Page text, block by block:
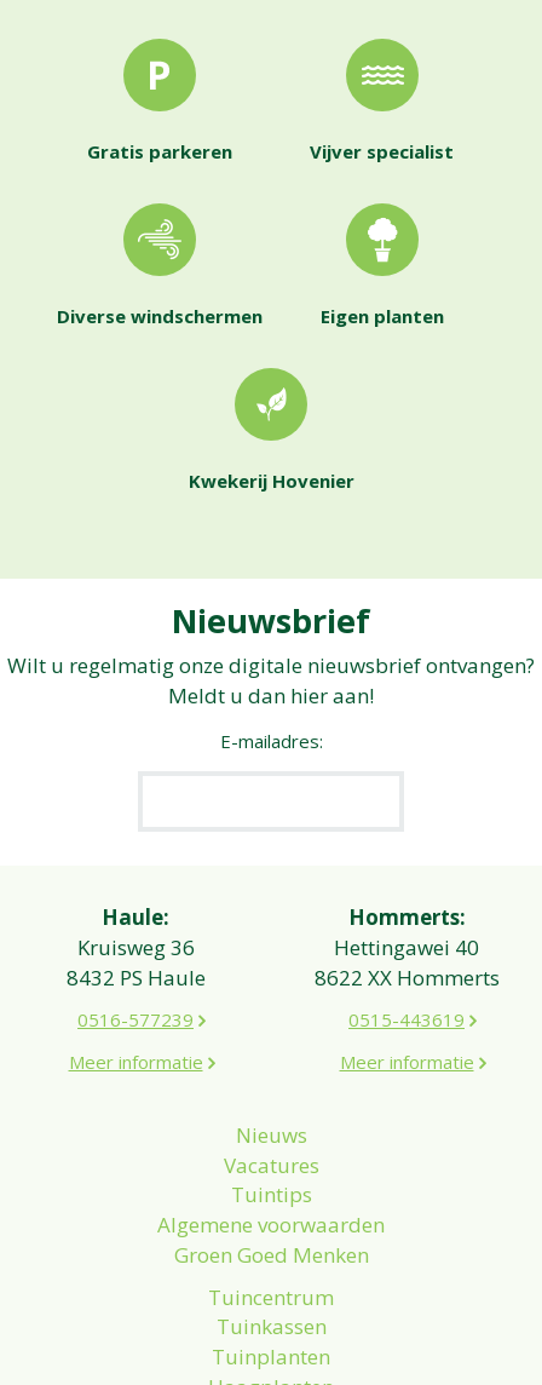
Gratis parkeren Vijver specialist
Diverse windschermen Eigen planten
Kwekerij Hovenier
Nieuwsbrief
Wilt u regelmatig onze digitale nieuwsbrief ontvangen?
Meldt u dan hier aan!
E-mailadres:
Haule:
Kruisweg 36
8432 PS Haule
0516-577239
Meer informatie
Hommerts:
Hettingawei 40
8622 XX Hommerts
0515-443619
Meer informatie
Nieuws
Vacatures
Tuintips
Algemene voorwaarden
Groen Goed Menken
Tuincentrum
Tuinkassen
Tuinplanten